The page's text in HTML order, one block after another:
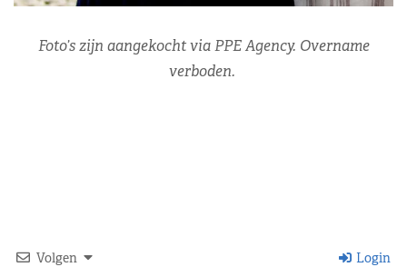
Foto’s zijn aangekocht via PPE Agency. Overname
verboden.
Volgen Login